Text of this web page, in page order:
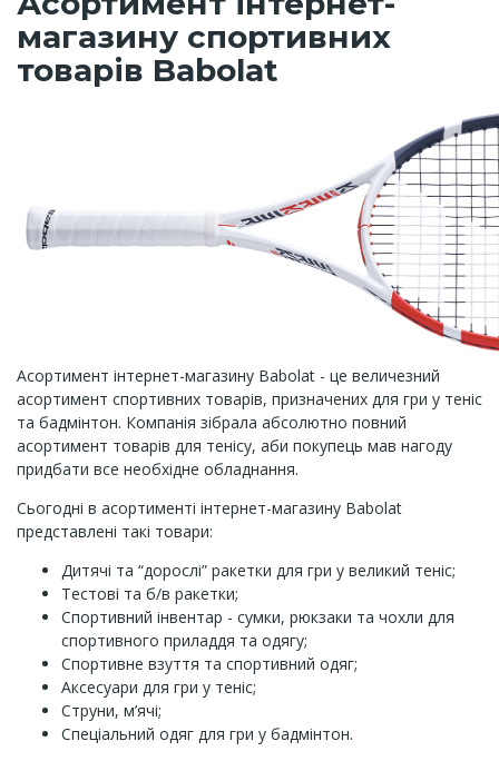
магазину спортивних
товарів Babolat
Асортимент інтернет-магазину Babolat - це величезний
асортимент спортивних товарів, призначених для гри у теніс
та бадмінтон. Компанія зібрала абсолютно повний
асортимент товарів для тенісу, аби покупець мав нагоду
придбати все необхідне обладнання.
Сьогодні в асортименті інтернет-магазину Babolat
представлені такі товари:
Дитячі та “дорослі” ракетки для гри у великий теніс;
Тестові та б/в ракетки;
Спортивний інвентар - сумки, рюкзаки та чохли для
спортивного приладдя та одягу;
Спортивне взуття та спортивний одяг;
Аксесуари для гри у теніс;
Струни, м’ячі;
Спеціальний одяг для гри у бадмінтон.